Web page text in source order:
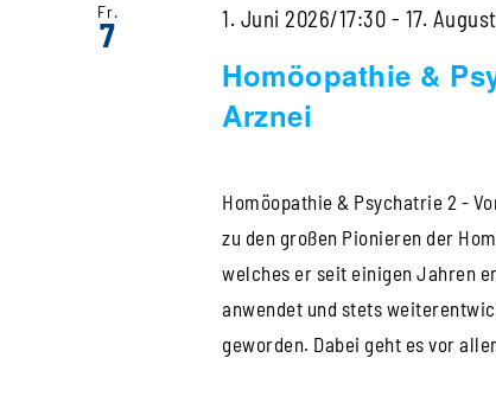
Fr.
7
Homöopathie &
Arznei
1. Juni 2026/17:30 - 17.
Homöopathie & Psychatrie 2 -
zu den großen Pionieren der
welches er seit einigen Jahren
anwendet und stets
geworden. Dabei geht es vor